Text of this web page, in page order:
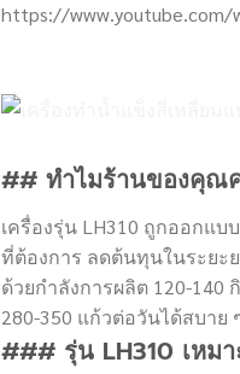
https://www.youtube.com/
## ทำไมร้านของคุณค
เครื่องรุ่น LH310 ถูกออกแ
ที่ต้องการ ลดต้นทุนในระยะ
ด้วยกำลังการผลิต 120-
280-350 แก้วต่อวันได้สบาย
### รุ่น LH310 เหม